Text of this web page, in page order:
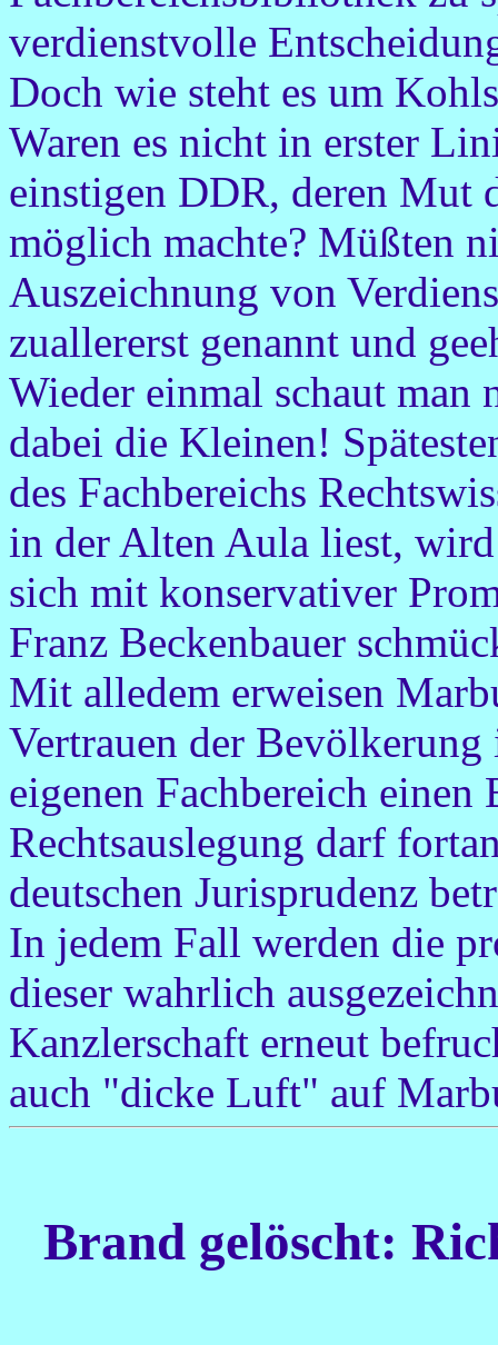
verdienstvolle
Doch wie steht es um
Waren es nicht in erster
einstigen DDR, deren Mut
möglich machte? Müßten
Auszeichnung von
zuallererst genannt und
Wieder einmal schaut man
dabei die Kleinen!
des Fachbereichs
in der Alten Aula liest,
sich mit konservativer
Franz Beckenbauer
Mit alledem erweisen
Vertrauen der
eigenen Fachbereich einen
Rechtsauslegung darf
deutschen Jurisprudenz
In jedem Fall werden die
dieser wahrlich
Kanzlerschaft erneut
auch "dicke Luft" auf
Brand gelöscht: